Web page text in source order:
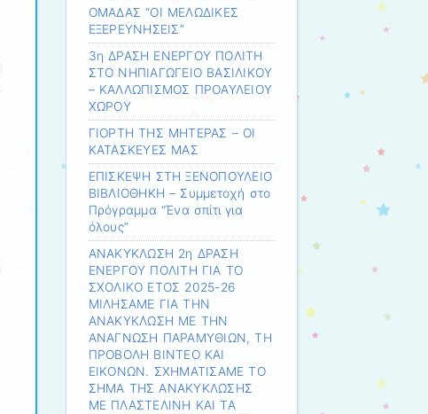
ΟΜΑΔΑΣ “ΟΙ ΜΕΛΩΔΙΚΕΣ
ΕΞΕΡΕΥΝΗΣΕΙΣ”
3η ΔΡΑΣΗ ΕΝΕΡΓΟΥ ΠΟΛΙΤΗ
ΣΤΟ ΝΗΠΙΑΓΩΓΕΙΟ ΒΑΣΙΛΙΚΟΥ
– ΚΑΛΛΩΠΙΣΜΟΣ ΠΡΟΑΥΛΕΙΟΥ
ΧΩΡΟΥ
ΓΙΟΡΤΗ ΤΗΣ ΜΗΤΕΡΑΣ – ΟΙ
ΚΑΤΑΣΚΕΥΕΣ ΜΑΣ
ΕΠΙΣΚΕΨΗ ΣΤΗ ΞΕΝΟΠΟΥΛΕΙΟ
ΒΙΒΛΙΟΘΗΚΗ – Συμμετοχή στο
Πρόγραμμα “Ένα σπίτι για
όλους”
ΑΝΑΚΥΚΛΩΣΗ 2η ΔΡΑΣΗ
ΕΝΕΡΓΟΥ ΠΟΛΙΤΗ ΓΙΑ ΤΟ
ΣΧΟΛΙΚΟ ΕΤΟΣ 2025-26
ΜΙΛΗΣΑΜΕ ΓΙΑ ΤΗΝ
ΑΝΑΚΥΚΛΩΣΗ ΜΕ ΤΗΝ
ΑΝΑΓΝΩΣΗ ΠΑΡΑΜΥΘΙΩΝ, ΤΗ
ΠΡΟΒΟΛΗ ΒΙΝΤΕΟ ΚΑΙ
ΕΙΚΟΝΩΝ. ΣΧΗΜΑΤΙΣΑΜΕ ΤΟ
ΣΗΜΑ ΤΗΣ ΑΝΑΚΥΚΛΩΣΗΣ
ΜΕ ΠΛΑΣΤΕΛΙΝΗ ΚΑΙ ΤΑ